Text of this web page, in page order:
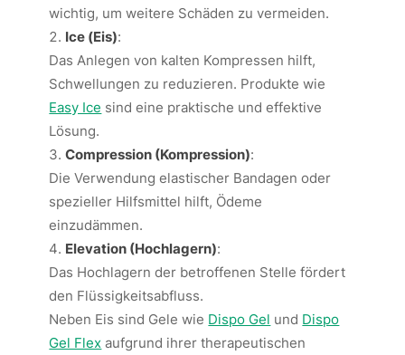
wichtig, um weitere Schäden zu vermeiden.
Ice (Eis):
Das Anlegen von kalten Kompressen hilft,
Schwellungen zu reduzieren. Produkte wie
Easy Ice sind eine praktische und effektive
Lösung.
Compression (Kompression):
Die Verwendung elastischer Bandagen oder
spezieller Hilfsmittel hilft, Ödeme
einzudämmen.
Elevation (Hochlagern):
Das Hochlagern der betroffenen Stelle fördert
den Flüssigkeitsabfluss.
Neben Eis sind Gele wie Dispo Gel und Dispo
Gel Flex aufgrund ihrer therapeutischen